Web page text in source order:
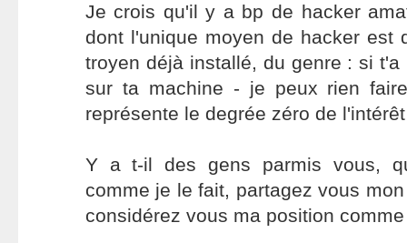
Je crois qu'il y a bp de hacker
dont l'unique moyen de hacker est
troyen déjà installé, du genre : si
sur ta machine - je peux rien
représente le degrée zéro de
Y a t-il des gens parmis vous,
comme je le fait, partagez vous
considérez vous ma position